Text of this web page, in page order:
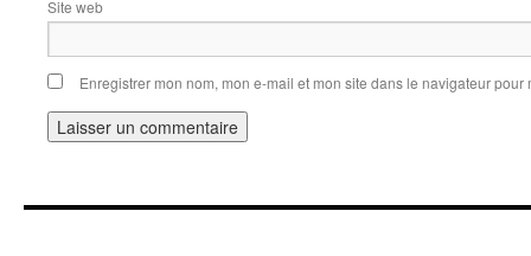
Site web
Enregistrer mon nom, mon e-mail et mon site dans le navigateur